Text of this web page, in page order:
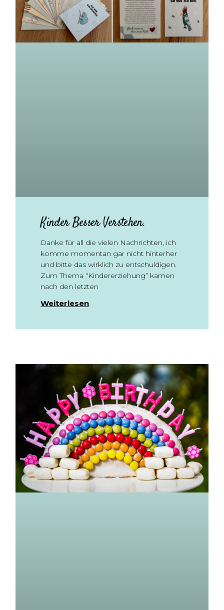
Kinder Besser Verstehen.
Danke für all die vielen Nachrichten, ich
komme momentan gar nicht hinterher
und bitte das wirklich zu entschuldigen.
Zum Thema “Kindererziehung” kamen
nach den letzten
Weiterlesen